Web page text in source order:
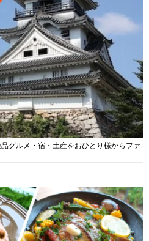
グルメ・宿・土産をおひとり様からファ